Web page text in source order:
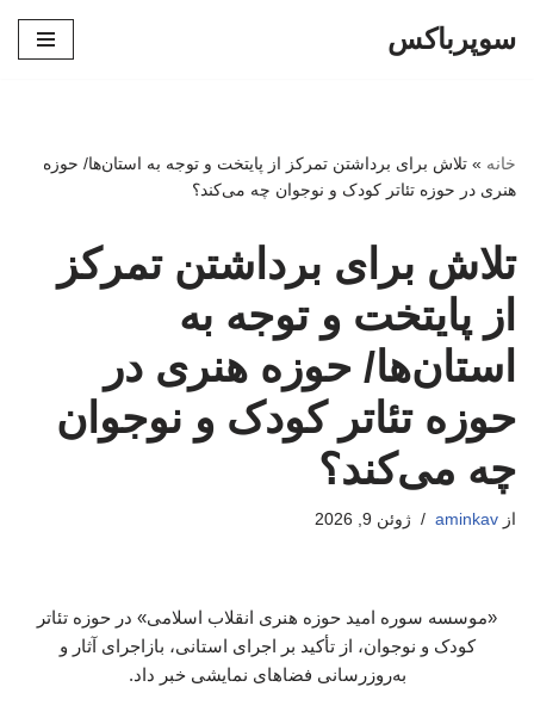
سوپرباکس
خانه » تلاش برای برداشتن تمرکز از پایتخت و توجه به استان‌ها/ حوزه
هنری در حوزه تئاتر کودک و نوجوان چه می‌کند؟
تلاش برای برداشتن تمرکز
از پایتخت و توجه به
استان‌ها/ حوزه هنری در
حوزه تئاتر کودک و نوجوان
چه می‌کند؟
از aminkav ژوئن 9, 2026
«موسسه سوره امید حوزه هنری انقلاب اسلامی» در حوزه تئاتر
کودک و نوجوان، از تأکید بر اجرای استانی، بازاجرای آثار و
به‌روزرسانی فضاهای نمایشی خبر داد.